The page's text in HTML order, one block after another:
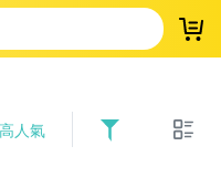
登
人氣